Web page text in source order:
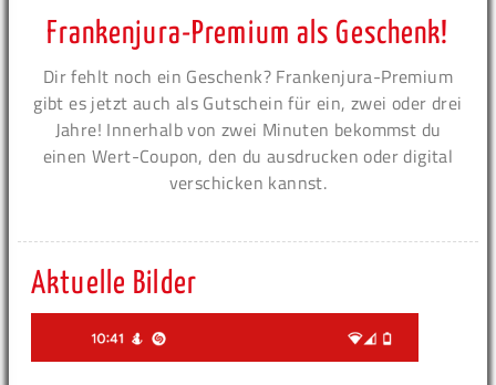
Frankenjura-Premium als Geschenk!
Dir fehlt noch ein Geschenk? Frankenjura-Premium
gibt es jetzt auch als Gutschein für ein, zwei oder drei
Jahre! Innerhalb von zwei Minuten bekommst du
einen Wert-Coupon, den du ausdrucken oder digital
verschicken kannst.
Aktuelle Bilder